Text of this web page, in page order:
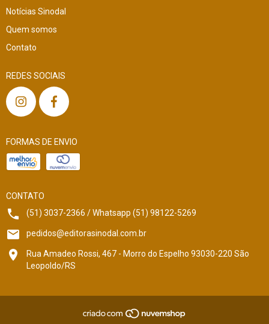
Notícias Sinodal
Quem somos
Contato
REDES SOCIAIS
FORMAS DE ENVIO
CONTATO
(51) 3037-2366 / Whatsapp (51) 98122-5269
pedidos@editorasinodal.com.br
Rua Amadeo Rossi, 467 - Morro do Espelho 93030-220 São
Leopoldo/RS